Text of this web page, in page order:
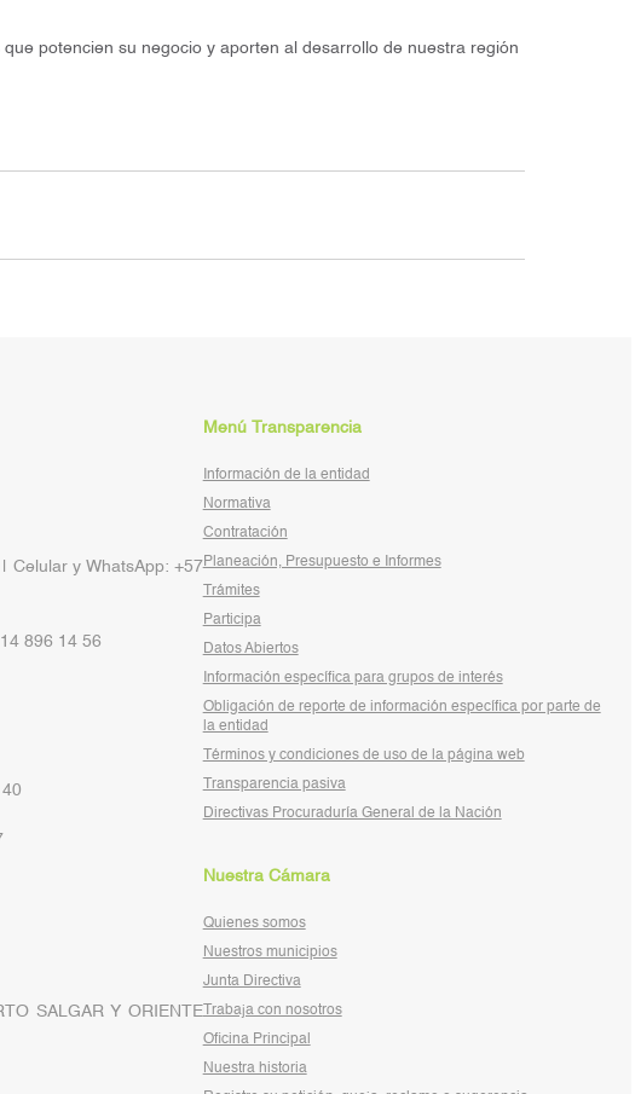
potencien su negocio y aporten al desarrollo de nuestra región
Celular y WhatsApp: +57
896 14 56
SALGAR Y ORIENTE
Menú Transparencia
Información de la entidad
Normativa
Contratación
Planeación, Presupuesto e Informes
Trámites
Participa
Datos Abiertos
Información específica para grupos de interés
Obligación de reporte de información específica por parte de
la entidad
Términos y condiciones de uso de la página web
Transparencia pasiva
Directivas Procuraduría General de la Nación
Nuestra Cámara
Quienes somos
Nuestros municipios
Junta Directiva
Trabaja con nosotros
Oficina Principal
Nuestra historia